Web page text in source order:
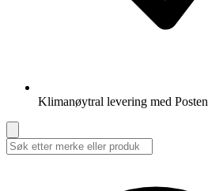
Klimanøytral levering med Posten